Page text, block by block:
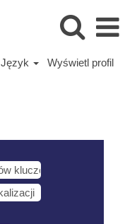
Język Wyświetl profil